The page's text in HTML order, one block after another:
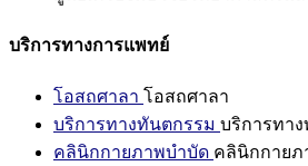
บริการทางการแพทย์
โอสถศาลา โอสถศาลา
บริการทางทันตกรรม บริการทา
คลินิกกายภาพบำบัด คลินิกกายภ